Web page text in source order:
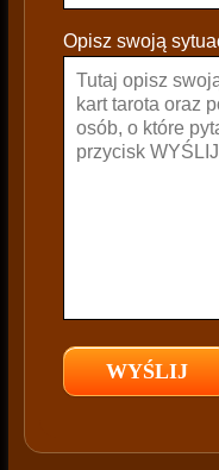
e
a
e
e
p
Opisz swoją